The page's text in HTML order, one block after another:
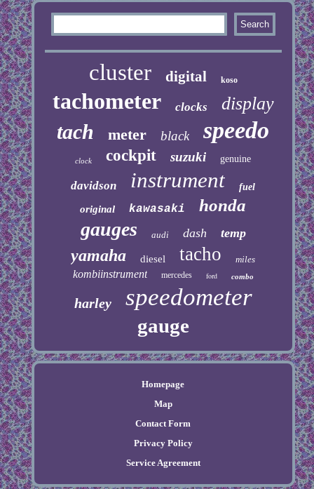
cluster digital koso
tachometer clocks display
tach meter black speedo
clock cockpit suzuki genuine
davidson instrument fuel
original kawasaki honda
gauges audi dash temp
yamaha diesel tacho miles
kombiinstrument mercedes ford combo
harley speedometer
gauge
Homepage
Map
Contact Form
Privacy Policy
Service Agreement